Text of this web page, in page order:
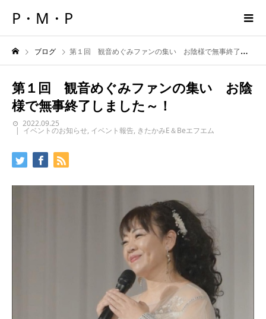
P・M・P
ブログ 第１回 観音めぐみファンの集い お陰様で無事終了しました～！
第１回 観音めぐみファンの集い お陰
様で無事終了しました～！
2022.09.25
イベントのお知らせ, イベント報告, きたかみE＆Beエフエム